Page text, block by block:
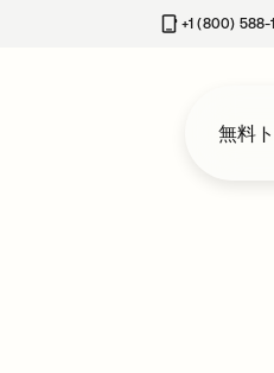
+1 (800) 588-
無料